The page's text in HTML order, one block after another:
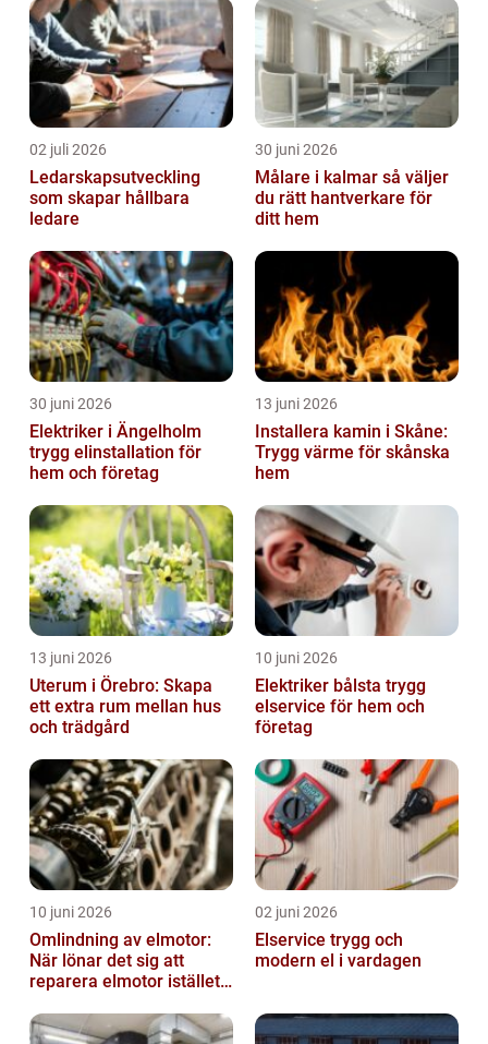
02 juli 2026
Ledarskapsutveckling
som skapar hållbara
ledare
30 juni 2026
Målare i kalmar så väljer
du rätt hantverkare för
ditt hem
30 juni 2026
Elektriker i Ängelholm
trygg elinstallation för
hem och företag
13 juni 2026
Installera kamin i Skåne:
Trygg värme för skånska
hem
13 juni 2026
Uterum i Örebro: Skapa
ett extra rum mellan hus
och trädgård
10 juni 2026
Elektriker bålsta trygg
elservice för hem och
företag
10 juni 2026
Omlindning av elmotor:
När lönar det sig att
reparera elmotor istället
02 juni 2026
Elservice trygg och
modern el i vardagen